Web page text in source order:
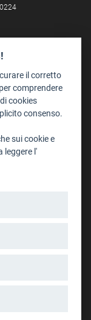
il corretto
comprendere
cookies
consenso.
sui cookie e
leggere l'